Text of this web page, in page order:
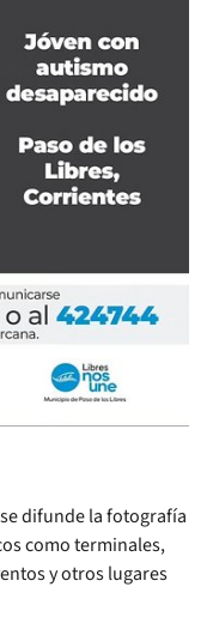
difunde la fotografía
como terminales,
y otros lugares